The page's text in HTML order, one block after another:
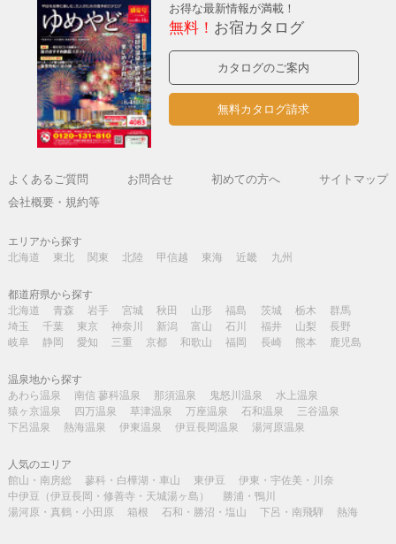
お得な最新情報が満載！
無料！ お宿カタログ
カタログのご案内
無料カタログ請求
よくあるご質問 お問合せ 初めての方へ
サイトマップ
会社概要・規約等
エリアから探す
北海道
東北 関東 北陸 甲信越 東海 近畿 九州
都道府県から探す
北海道
青森 岩手 宮城 秋田 山形 福島 茨城 栃木
群馬
埼玉
千葉 東京 神奈川 新潟 富山 石川 福井 山梨
長野
岐阜
静岡 愛知 三重 京都 和歌山 福岡 長崎 熊本 鹿児島
温泉地から探す
あわら温泉
南信 蓼科温泉 那須温泉 鬼怒川温泉
水上温泉
猿ヶ京温泉
四万温泉 草津温泉 万座温泉 石和温泉
三谷温泉
下呂温泉
熱海温泉 伊東温泉 伊豆長岡温泉 湯河原温泉
人気のエリア
館山・南房総
蓼科・白樺湖・車山 東伊豆
伊東・宇佐美・川奈
中伊豆（伊豆長岡・修善寺・天城湯ヶ島）
勝浦・鴨川
湯河原・真鶴・小田原
箱根 石和・勝沼・塩山 下呂・南飛騨 熱海